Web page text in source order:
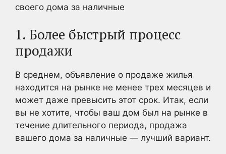
своего дома за наличные
1. Более быстрый процесс
продажи
В среднем, объявление о продаже жилья
находится на рынке не менее трех месяцев и
может даже превысить этот срок. Итак, если
вы не хотите, чтобы ваш дом был на рынке в
течение длительного периода, продажа
вашего дома за наличные — лучший вариант.